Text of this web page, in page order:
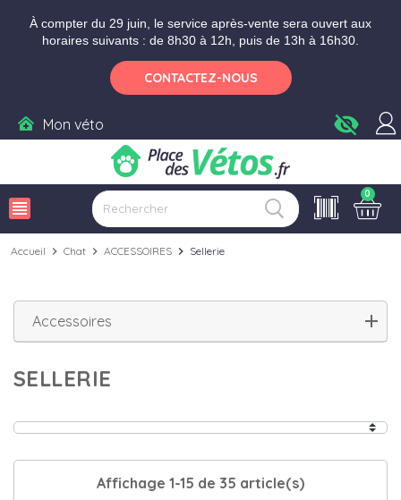
À compter du 29 juin, le service après-vente sera ouvert aux
horaires suivants : de 8h30 à 12h, puis de 13h à 16h30.
CONTACTEZ-NOUS
Mon véto visibility_off
view_headline
0
Accueil chevron_right Chat chevron_right ACCESSOIRES chevron_right Sellerie
Accessoires
SELLERIE
Affichage 1-15 de 35 article(s)